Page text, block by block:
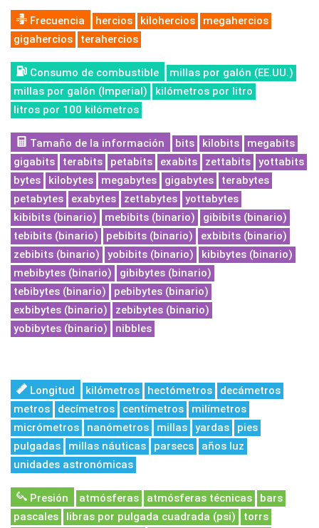
Frecuencia hercios kilohercios
megahercios
gigahercios
terahercios
Consumo de combustible
millas por galón (EE.UU.)
millas por galón (Imperial)
kilómetros por litro
litros por 100 kilómetros
Tamaño de la información bits kilobits
megabits
gigabits
terabits petabits exabits zettabits
yottabits
bytes
kilobytes megabytes gigabytes
terabytes
petabytes
exabytes zettabytes
yottabytes
kibibits (binario)
mebibits (binario)
gibibits (binario)
tebibits (binario)
pebibits (binario)
exbibits (binario)
zebibits (binario)
yobibits (binario)
kibibytes (binario)
mebibytes (binario)
gibibytes (binario)
tebibytes (binario)
pebibytes (binario)
exbibytes (binario)
zebibytes (binario)
yobibytes (binario)
nibbles
Longitud kilómetros hectómetros
decámetros
metros
decímetros centímetros
milímetros
micrómetros
nanómetros millas yardas
pies
pulgadas
millas náuticas parsecs
años luz
unidades astronómicas
Presión atmósferas atmósferas técnicas
bars
pascales
libras por pulgada cuadrada (psi)
torrs